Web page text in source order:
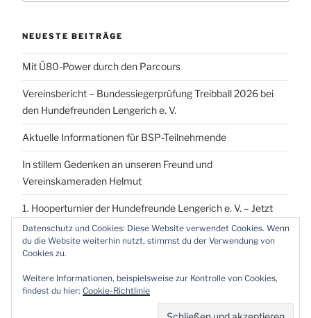
NEUESTE BEITRÄGE
Mit Ü80-Power durch den Parcours
Vereinsbericht – Bundessiegerprüfung Treibball 2026 bei
den Hundefreunden Lengerich e. V.
Aktuelle Informationen für BSP-Teilnehmende
In stillem Gedenken an unseren Freund und
Vereinskameraden Helmut
1. Hooperturnier der Hundefreunde Lengerich e. V. – Jetzt
vormerken!
Proudly powered by WordPress
Datenschutz und Cookies: Diese Website verwendet Cookies. Wenn
du die Website weiterhin nutzt, stimmst du der Verwendung von
Cookies zu.
Weitere Informationen, beispielsweise zur Kontrolle von Cookies,
findest du hier: Cookie-Richtlinie